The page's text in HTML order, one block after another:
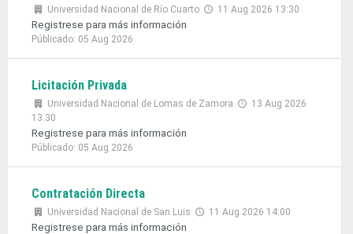
Universidad Nacional de Río Cuarto 11 Aug 2026 13:30
Registrese para más información
Públicado: 05 Aug 2026
Licitación Privada
Universidad Nacional de Lomas de Zamora
13 Aug 2026
13:30
Registrese para más información
Públicado: 05 Aug 2026
Contratación Directa
Universidad Nacional de San Luis 11 Aug 2026 14:00
Registrese para más información